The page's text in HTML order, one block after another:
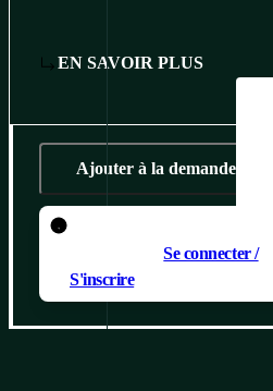
EN SAVOIR PLUS
Ajouter à la demande
panier, il fautSe connecter /
S'inscrire